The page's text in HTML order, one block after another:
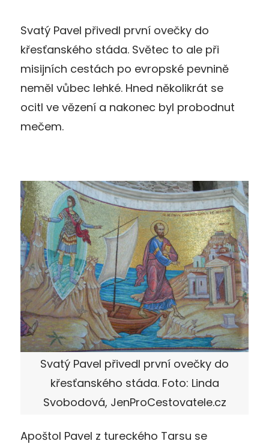
Svatý Pavel přivedl první ovečky do
křesťanského stáda. Světec to ale při
misijních cestách po evropské pevnině
neměl vůbec lehké. Hned několikrát se
ocitl ve vězení a nakonec byl probodnut
mečem.
Svatý Pavel přivedl první ovečky do
křesťanského stáda. Foto: Linda
Svobodová, JenProCestovatele.cz
Apoštol Pavel z tureckého Tarsu se